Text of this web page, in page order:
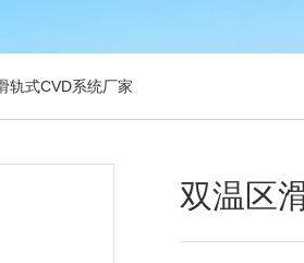
轨式CVD系统厂家
双温区